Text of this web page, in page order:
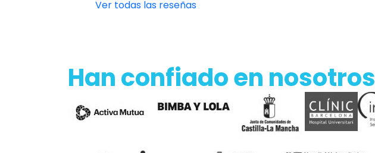
Ver todas las reseñas
Han confiado en nosotros